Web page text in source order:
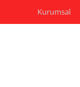
Kurumsal